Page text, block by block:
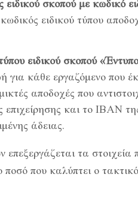
σκοπού με κωδικό
ειδικού τύπου
ειδικού σκοπού
κάθε εργαζόμενο που
αποδοχές που
επιχείρησης και το IBAN
άδειας.
τα
που καλύπτει ο